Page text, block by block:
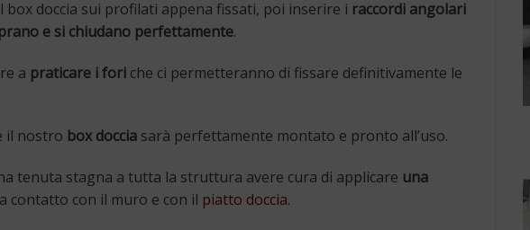
box doccia sui profilati appena fissati, poi inserire i raccordi angolari
e si chiudano perfettamente.
a praticare i fori che ci permetteranno di fissare definitivamente le
il nostro box doccia sarà perfettamente montato e pronto all’uso.
tenuta stagna a tutta la struttura avere cura di applicare una
contatto con il muro e con il piatto doccia.